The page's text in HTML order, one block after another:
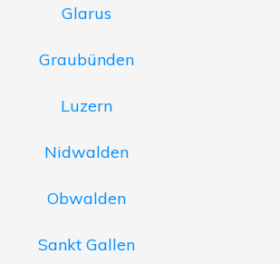
Glarus
Graubünden
Luzern
Nidwalden
Obwalden
Sankt Gallen